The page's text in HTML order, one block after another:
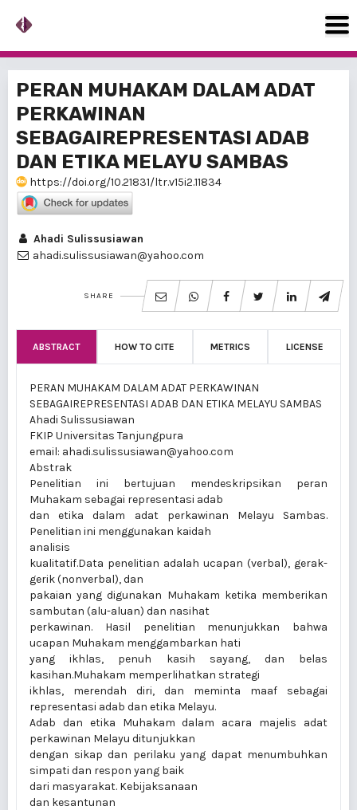
PERAN MUHAKAM DALAM ADAT
PERKAWINAN
SEBAGAIREPRESENTASI ADAB
DAN ETIKA MELAYU SAMBAS
https://doi.org/10.21831/ltr.v15i2.11834
Ahadi Sulissusiawan
ahadi.sulissusiawan@yahoo.com
SHARE
ABSTRACT HOW TO CITE METRICS LICENSE
PERAN MUHAKAM DALAM ADAT PERKAWINAN
SEBAGAIREPRESENTASI ADAB DAN ETIKA MELAYU SAMBAS
Ahadi Sulissusiawan
FKIP Universitas Tanjungpura
email: ahadi.sulissusiawan@yahoo.com
Abstrak
Penelitian ini bertujuan mendeskripsikan peran
Muhakam sebagai representasi adab
dan etika dalam adat perkawinan Melayu Sambas.
Penelitian ini menggunakan kaidah
analisis
kualitatif.Data penelitian adalah ucapan (verbal), gerak-
gerik (nonverbal), dan
pakaian yang digunakan Muhakam ketika memberikan
sambutan (alu-aluan) dan nasihat
perkawinan. Hasil penelitian menunjukkan bahwa
ucapan Muhakam menggambarkan hati
yang ikhlas, penuh kasih sayang, dan belas
kasihan.Muhakam memperlihatkan strategi
ikhlas, merendah diri, dan meminta maaf sebagai
representasi adab dan etika Melayu.
Adab dan etika Muhakam dalam acara majelis adat
perkawinan Melayu ditunjukkan
dengan sikap dan perilaku yang dapat menumbuhkan
simpati dan respon yang baik
dari masyarakat. Kebijaksanaan
dan kesantunan